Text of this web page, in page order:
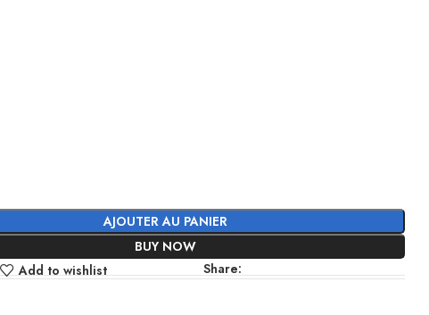
AJOUTER AU PANIER
BUY NOW
Add to wishlist Share: